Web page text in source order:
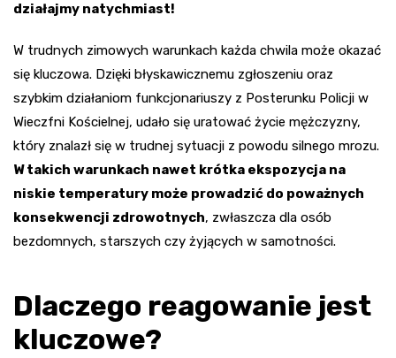
działajmy natychmiast!
W trudnych zimowych warunkach każda chwila może okazać
się kluczowa. Dzięki błyskawicznemu zgłoszeniu oraz
szybkim działaniom funkcjonariuszy z Posterunku Policji w
Wieczfni Kościelnej, udało się uratować życie mężczyzny,
który znalazł się w trudnej sytuacji z powodu silnego mrozu.
W takich warunkach nawet krótka ekspozycja na
niskie temperatury może prowadzić do poważnych
konsekwencji zdrowotnych, zwłaszcza dla osób
bezdomnych, starszych czy żyjących w samotności.
Dlaczego reagowanie jest
kluczowe?